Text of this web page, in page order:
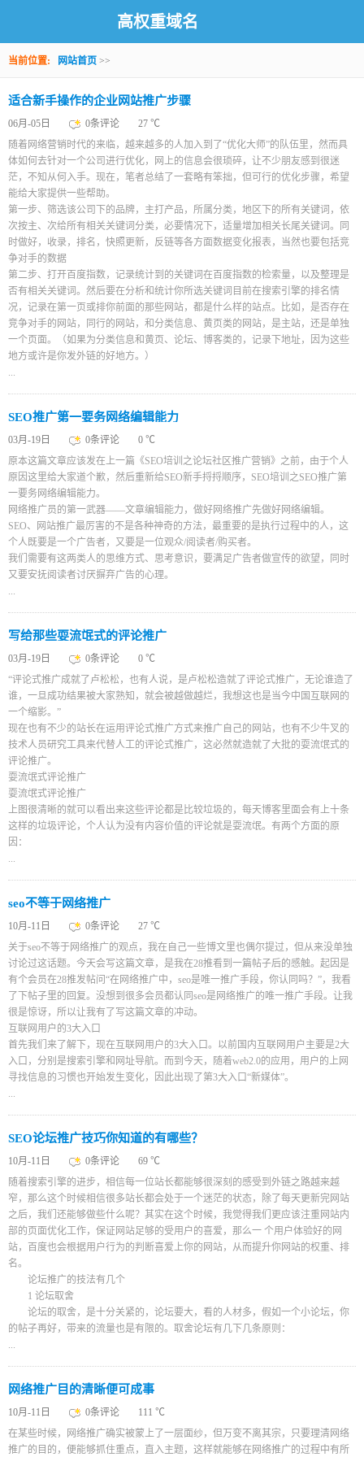
高权重域名
当前位置: 网站首页 >>
适合新手操作的企业网站推广步骤
06月-05日 0条评论
27 ℃
随着网络营销时代的来临，越来越多的人加入到了“优化大师”的队伍里，然而具
体如何去针对一个公司进行优化，网上的信息会很琐碎，让不少朋友感到很迷
茫，不知从何入手。现在，笔者总结了一套略有笨拙，但可行的优化步骤，希望
能给大家提供一些帮助。
第一步、筛选该公司下的品牌，主打产品，所属分类，地区下的所有关键词，依
次按主、次给所有相关关键词分类，必要情况下，适量增加相关长尾关键词。同
时做好，收录，排名，快照更新，反链等各方面数据变化报表，当然也要包括竞
争对手的数据
第二步、打开百度指数，记录统计到的关键词在百度指数的检索量，以及整理是
否有相关关键词。然后要在分析和统计你所选关键词目前在搜索引擎的排名情
况，记录在第一页或排你前面的那些网站，都是什么样的站点。比如，是否存在
竞争对手的网站，同行的网站，和分类信息、黄页类的网站，是主站，还是单独
一个页面。（如果为分类信息和黄页、论坛、博客类的，记录下地址，因为这些
地方或许是你发外链的好地方。）
...
SEO推广第一要务网络编辑能力
03月-19日 0条评论
0 ℃
原本这篇文章应该发在上一篇《SEO培训之论坛社区推广营销》之前，由于个人
原因这里给大家道个歉，然后重新给SEO新手捋捋顺序，SEO培训之SEO推广第
一要务网络编辑能力。
网络推广员的第一武器——文章编辑能力，做好网络推广先做好网络编辑。
SEO、网站推广最厉害的不是各种神奇的方法，最重要的是执行过程中的人，这
个人既要是一个广告者，又要是一位观众/阅读者/购买者。
我们需要有这两类人的思维方式、思考意识，要满足广告者做宣传的欲望，同时
又要安抚阅读者讨厌摒弃广告的心理。
...
写给那些耍流氓式的评论推广
03月-19日 0条评论
0 ℃
“评论式推广成就了卢松松，也有人说，是卢松松造就了评论式推广，无论谁造了
谁，一旦成功结果被大家熟知，就会被越做越烂，我想这也是当今中国互联网的
一个缩影。”
现在也有不少的站长在运用评论式推广方式来推广自己的网站，也有不少牛叉的
技术人员研究工具来代替人工的评论式推广，这必然就造就了大批的耍流氓式的
评论推广。
耍流氓式评论推广
耍流氓式评论推广
上图很清晰的就可以看出来这些评论都是比较垃圾的，每天博客里面会有上十条
这样的垃圾评论，个人认为没有内容价值的评论就是耍流氓。有两个方面的原
因：
...
seo不等于网络推广
10月-11日 0条评论
27 ℃
关于seo不等于网络推广的观点，我在自己一些博文里也偶尔提过，但从来没单独
讨论过这话题。今天会写这篇文章，是我在28推看到一篇帖子后的感触。起因是
有个会员在28推发帖问“在网络推广中，seo是唯一推广手段，你认同吗？”，我看
了下帖子里的回复。没想到很多会员都认同seo是网络推广的唯一推广手段。让我
很是惊讶，所以让我有了写这篇文章的冲动。
互联网用户的3大入口
首先我们来了解下，现在互联网用户的3大入口。以前国内互联网用户主要是2大
入口，分别是搜索引擎和网址导航。而到今天，随着web2.0的应用，用户的上网
寻找信息的习惯也开始发生变化，因此出现了第3大入口“新媒体”。
...
SEO论坛推广技巧你知道的有哪些？
10月-11日 0条评论
69 ℃
随着搜索引擎的进步，相信每一位站长都能够很深刻的感受到外链之路越来越
窄，那么这个时候相信很多站长都会处于一个迷茫的状态，除了每天更新完网站
之后，我们还能够做些什么呢？其实在这个时候，我觉得我们更应该注重网站内
部的页面优化工作，保证网站足够的受用户的喜爱，那么一 个用户体验好的网
站，百度也会根据用户行为的判断喜爱上你的网站，从而提升你网站的权重、排
名。
论坛推广的技法有几个
1 论坛取舍
论坛的取舍，是十分关紧的，论坛要大，看的人材多，假如一个小论坛，你
的帖子再好，带来的流量也是有限的。取舍论坛有几下几条原则：
...
网络推广目的清晰便可成事
10月-11日 0条评论
111 ℃
在某些时候，网络推广确实被蒙上了一层面纱，但万变不离其宗，只要理清网络
推广的目的，便能够抓住重点，直入主题，这样就能够在网络推广的过程中有所